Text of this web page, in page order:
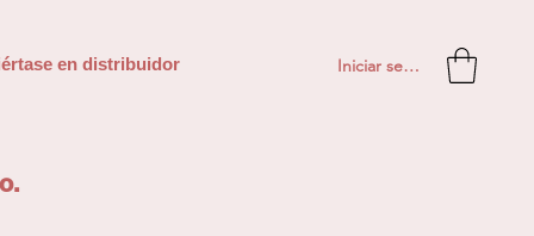
en distribuidor Iniciar sesión